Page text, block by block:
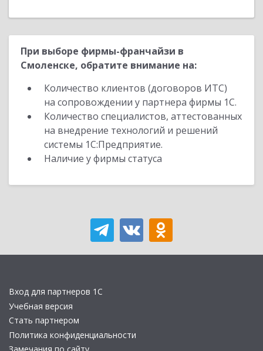
При выборе фирмы-франчайзи в
Смоленске, обратите внимание на:
Количество клиентов (договоров ИТС)
на сопровождении у партнера фирмы 1С.
Количество специалистов, аттестованных
на внедрение технологий и решений
системы 1С:Предприятие.
Наличие у фирмы статуса
Вход для партнеров 1С
Учебная версия
Стать партнером
Политика конфиденциальности